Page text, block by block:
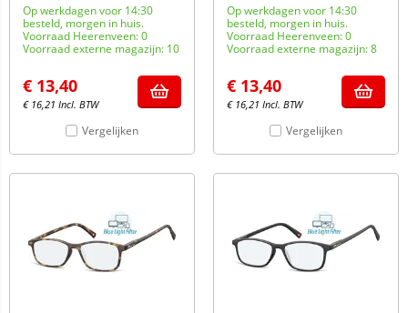
Op werkdagen voor 14:30
besteld, morgen in huis.
Voorraad Heerenveen: 0
Voorraad externe magazijn: 10
€ 13,40
€ 16,21 Incl. BTW
Vergelijken
Op werkdagen voor 14:30
besteld, morgen in huis.
Voorraad Heerenveen: 0
Voorraad externe magazijn: 8
€ 13,40
€ 16,21 Incl. BTW
Vergelijken